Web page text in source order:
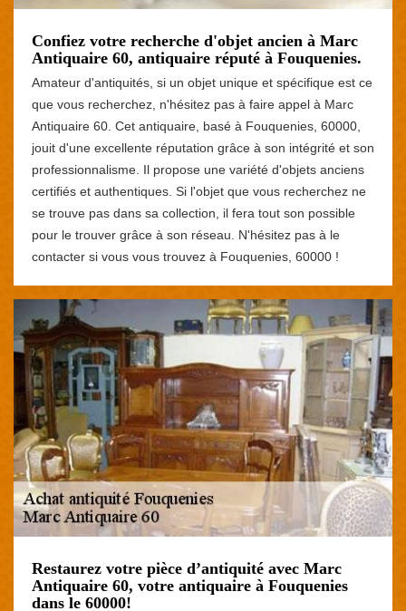
Confiez votre recherche d'objet ancien à Marc
Antiquaire 60, antiquaire réputé à Fouquenies.
Amateur d'antiquités, si un objet unique et spécifique est ce
que vous recherchez, n'hésitez pas à faire appel à Marc
Antiquaire 60. Cet antiquaire, basé à Fouquenies, 60000,
jouit d'une excellente réputation grâce à son intégrité et son
professionnalisme. Il propose une variété d'objets anciens
certifiés et authentiques. Si l'objet que vous recherchez ne
se trouve pas dans sa collection, il fera tout son possible
pour le trouver grâce à son réseau. N'hésitez pas à le
contacter si vous vous trouvez à Fouquenies, 60000 !
Restaurez votre pièce d’antiquité avec Marc
Antiquaire 60, votre antiquaire à Fouquenies
dans le 60000!